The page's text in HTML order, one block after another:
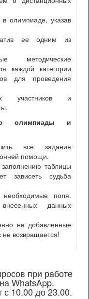
в олимпиаде, указав
ее одним из
методические
каждой категории
для проведения
участников и
олимпиады и
все задания
помощи.
заполнению таблицы
зависеть судьба
необходимые поля.
данных
не добавленные
не возвращается!
при работе
WhatsApp.
с 10.00 до 23.00.